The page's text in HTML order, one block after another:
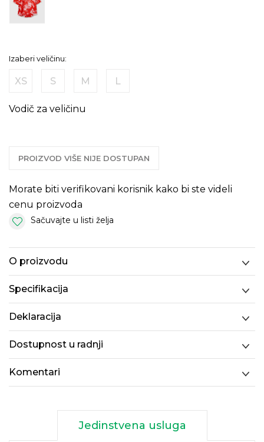
Izaberi veličinu:
XS S M L
Vodič za veličinu
PROIZVOD VIŠE NIJE DOSTUPAN
Morate biti verifikovani korisnik kako bi ste videli
cenu proizvoda
Sačuvajte u listi želja
O proizvodu
Specifikacija
Deklaracija
Dostupnost u radnji
Komentari
Jedinstvena usluga